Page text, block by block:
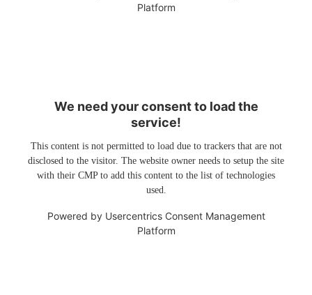
Platform
We need your consent to load the
service!
This content is not permitted to load due to trackers that are not
disclosed to the visitor. The website owner needs to setup the site
with their CMP to add this content to the list of technologies
used.
Powered by Usercentrics Consent Management
Platform